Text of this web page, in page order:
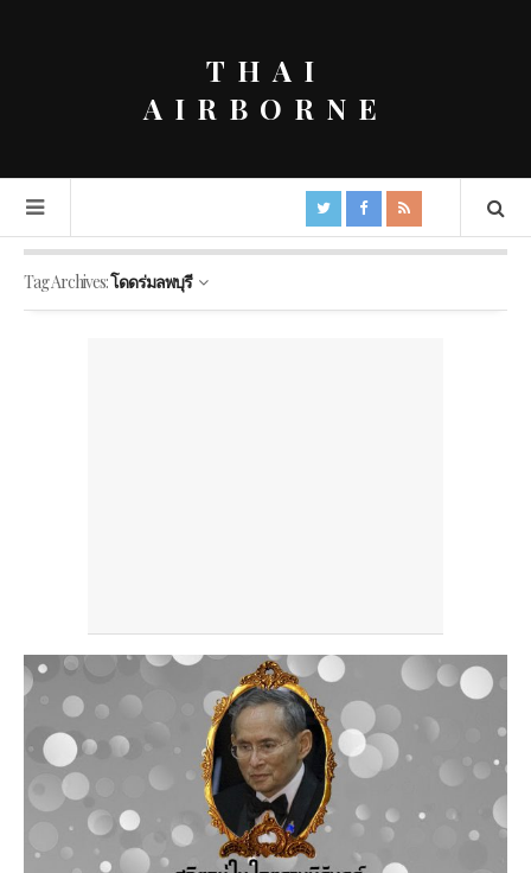
THAI
AIRBORNE
Tag Archives:โดดร่มลพบุรี